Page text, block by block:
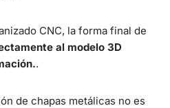
CNC, la forma final de
al modelo 3D
.
de chapas metálicas no es